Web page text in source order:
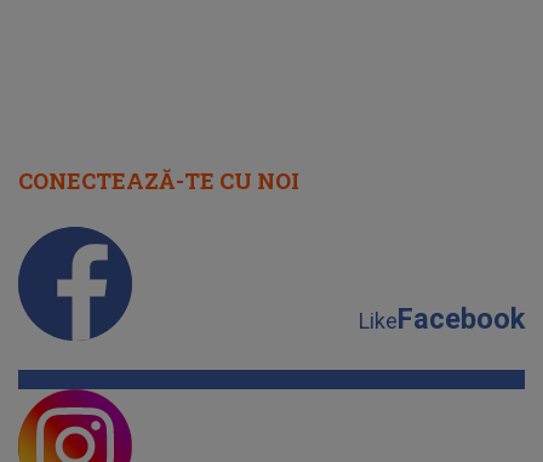
CONECTEAZĂ-TE CU NOI
LikeFacebook